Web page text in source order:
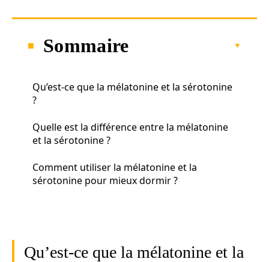
Sommaire
Qu’est-ce que la mélatonine et la sérotonine
?
Quelle est la différence entre la mélatonine
et la sérotonine ?
Comment utiliser la mélatonine et la
sérotonine pour mieux dormir ?
Qu’est-ce que la mélatonine et la